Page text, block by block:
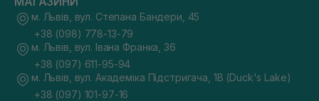
м. Львів, вул. Степана Бандери, 45
+38 (098) 778-13-79
м. Львів, вул. Івана Франка, 36
+38 (097) 611-95-94
м. Львів, вул. Академіка Підстригача, 1В (Duck's Lake)
+38 (097) 101-97-16